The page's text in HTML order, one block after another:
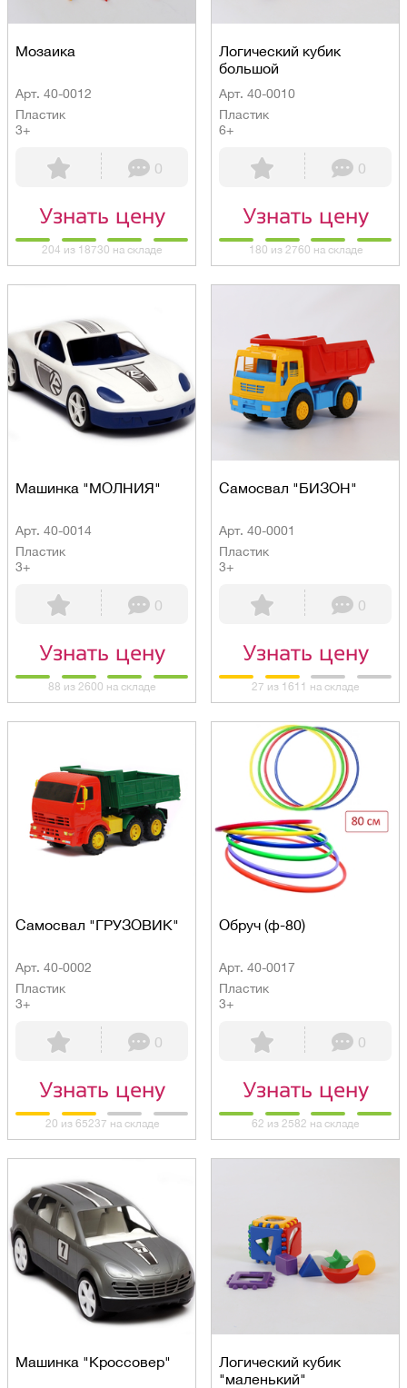
Мозаика
Арт. 40-0012
Пластик
3+
0
Узнать цену
204 из 18730 на складе
Логический кубик
большой
Арт. 40-0010
Пластик
6+
0
Узнать цену
180 из 2760 на складе
Машинка "МОЛНИЯ"
Арт. 40-0014
Пластик
3+
0
Узнать цену
88 из 2600 на складе
Самосвал "БИЗОН"
Арт. 40-0001
Пластик
3+
0
Узнать цену
27 из 1611 на складе
Самосвал "ГРУЗОВИК"
Арт. 40-0002
Пластик
3+
0
Узнать цену
20 из 65237 на складе
Обруч (ф-80)
Арт. 40-0017
Пластик
3+
0
Узнать цену
62 из 2582 на складе
Машинка "Кроссовер"
Логический кубик
"маленький"